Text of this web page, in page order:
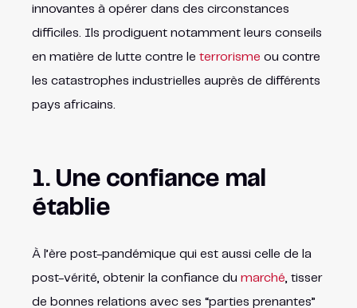
innovantes à opérer dans des circonstances
difficiles. Ils prodiguent notamment leurs conseils
en matière de lutte contre leterrorisme ou contre
les catastrophes industrielles auprès de différents
pays africains.
1. Une confiance mal
établie
À l’ère post-pandémique qui est aussi celle de la
post-vérité, obtenir la confiance dumarché, tisser
de bonnes relations avec ses “parties prenantes”